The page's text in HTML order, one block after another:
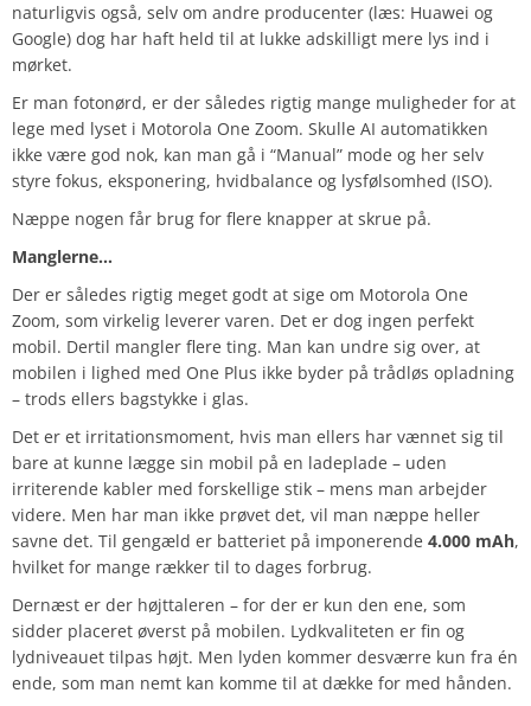
naturligvis også, selv om andre producenter (læs: Huawei og
Google) dog har haft held til at lukke adskilligt mere lys ind i
mørket.
Er man fotonørd, er der således rigtig mange muligheder for at
lege med lyset i Motorola One Zoom. Skulle AI automatikken
ikke være god nok, kan man gå i “Manual” mode og her selv
styre fokus, eksponering, hvidbalance og lysfølsomhed (ISO).
Næppe nogen får brug for flere knapper at skrue på.
Manglerne…
Der er således rigtig meget godt at sige om Motorola One
Zoom, som virkelig leverer varen. Det er dog ingen perfekt
mobil. Dertil mangler flere ting. Man kan undre sig over, at
mobilen i lighed med One Plus ikke byder på trådløs opladning
– trods ellers bagstykke i glas.
Det er et irritationsmoment, hvis man ellers har vænnet sig til
bare at kunne lægge sin mobil på en ladeplade – uden
irriterende kabler med forskellige stik – mens man arbejder
videre. Men har man ikke prøvet det, vil man næppe heller
savne det. Til gengæld er batteriet på imponerende 4.000 mAh,
hvilket for mange rækker til to dages forbrug.
Dernæst er der højttaleren – for der er kun den ene, som
sidder placeret øverst på mobilen. Lydkvaliteten er fin og
lydniveauet tilpas højt. Men lyden kommer desværre kun fra én
ende, som man nemt kan komme til at dække for med hånden.